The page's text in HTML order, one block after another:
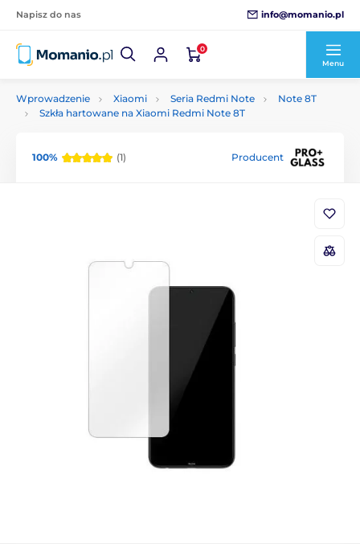
Napisz do nas info@momanio.pl
0
Menu
Wprowadzenie Xiaomi Seria Redmi Note
Note 8T
Szkła hartowane na Xiaomi Redmi Note 8T
100% (1) Producent